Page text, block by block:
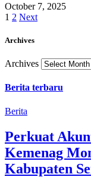
October 7, 2025
1 2 Next
Archives
Archives
Berita terbaru
Berita
Perkuat
Kemenag
Kabupaten